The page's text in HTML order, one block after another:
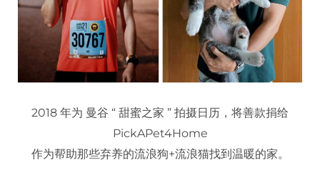
2018 年为 曼谷 “ 甜蜜之家 ” 拍摄日历，将善款捐给
PickAPet4Home
作为帮助那些弃养的流浪狗+流浪猫找到温暖的家。